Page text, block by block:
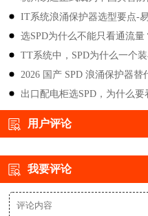
雷
IT系统浪涌保护器选型要点-
选SPD为什么不能只看通流
防雷
TT系统中，SPD为什么一个
后？-易造防雷
2026 国产 SPD 浪涌保护器
勿只对比价格-易造防雷
出口配电柜选SPD，为什么
雷技术解答
用户评论
我要评论